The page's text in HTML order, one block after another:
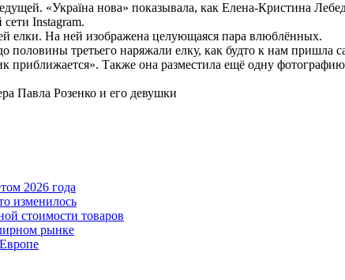
«Україна нова» показывала, как Елена-Кристина
Instagram.
елки. На ней изображена целующаяся пара влюблённых.
третьего наряжали елку, как будто к нам пришла
Также она разместила ещё одну фотографию
2026 года
изменилось
стоимости товаров
рынке